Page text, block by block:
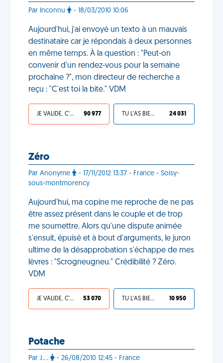
Par Inconnu - 18/03/2010 10:06
Aujourd'hui, j'ai envoyé un texto à un mauvais
destinataire car je répondais à deux personnes
en même temps. À la question : "Peut-on
convenir d'un rendez-vous pour la semaine
prochaine ?", mon directeur de recherche a
reçu : "C'est toi la bite." VDM
JE VALIDE, C'EST UNE VDM 90 977 TU L'AS BIEN MÉRITÉ 24 031
Zéro
Par Anonyme
- 17/11/2012 13:37 - France - Soisy-
sous-montmorency
Aujourd'hui, ma copine me reproche de ne pas
être assez présent dans le couple et de trop
me soumettre. Alors qu'une dispute animée
s'ensuit, épuisé et à bout d'arguments, le juron
ultime de la désapprobation s'échappe de mes
lèvres : "Scrogneugneu." Crédibilité ? Zéro.
VDM
JE VALIDE, C'EST UNE VDM 53 070 TU L'AS BIEN MÉRITÉ 10 950
Potache
Par J.… - 26/08/2010 12:45 - France